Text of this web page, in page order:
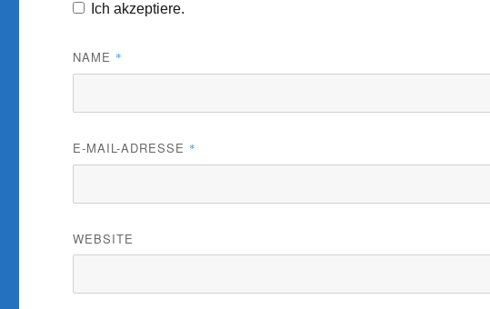
Ich akzeptiere.
NAME *
E-MAIL-ADRESSE *
WEBSITE